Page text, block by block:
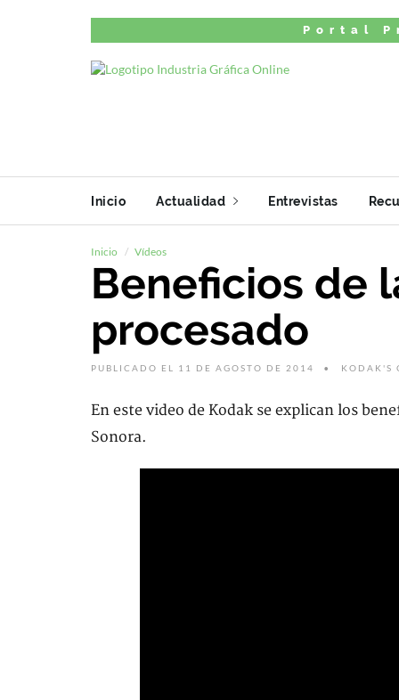
Portal
Inicio Actualidad Entrevistas
Inicio Vídeos
Beneficios de
procesado
PUBLICADO EL 11 DE AGOSTO DE 2014 KODAK'S
En este video de Kodak se explican los
Sonora.